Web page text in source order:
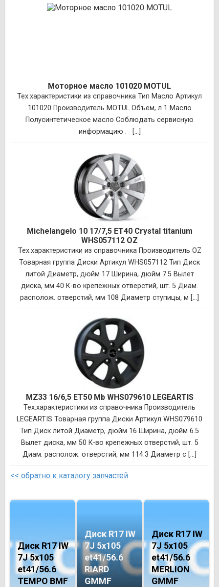
Моторное масло 101020 MOTUL
Тех.характеристики из справочника Тип Масло Артикул
101020 Производитель MOTUL Объем, л 1 Масло
Полусинтетическое масло Соблюдать сервисную
информацию . [...]
Michelangelo 10 17/7,5 ET40 Crystal titanium
WHS057112 OZ
Тех.характеристики из справочника Производитель OZ
Товарная группа Диски Артикул WHS057112 Тип Диск
литой Диаметр, дюйм 17 Ширина, дюйм 7.5 Вылет
диска, мм 40 К-во крепежных отверстий, шт. 5 Диам.
располож. отверстий, мм 108 Диаметр ступицы, м [...]
MZ33 16/6,5 ET50 Mb WHS079610 LEGEARTIS
Тех.характеристики из справочника Производитель
LEGEARTIS Товарная группа Диски Артикул WHS079610
Тип Диск литой Диаметр, дюйм 16 Ширина, дюйм 6.5
Вылет диска, мм 50 К-во крепежных отверстий, шт. 5
Диам. располож. отверстий, мм 114.3 Диаметр с [...]
<< обратно к каталогу запчастей
Диск R17 IW
7J 5х105
et41/56.6
TEMPO BMF
Диск R17 IW
7J 5х105
et41/56.6
RIARD
GMMF
Диск R17 IW
7J 5х105
et41/56.6
MERLION
GMMF